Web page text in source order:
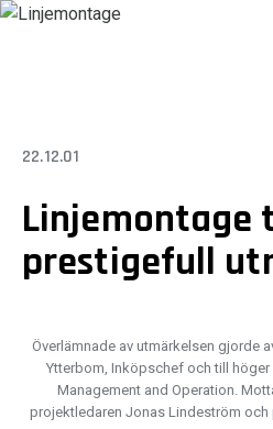
Skip
22.12.01
Linjemontage
prestigefull
Överlämnade av utmärkelsen gjorde
Ytterbom, Inköpschef och till
Management and Operation.
projektledaren Jonas Lindeström